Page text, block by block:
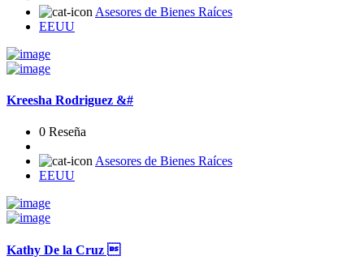
Asesores de Bienes Raíces
EEUU
Kreesha Rodriguez &#
0 Reseña
Asesores de Bienes Raíces
EEUU
Kathy De la Cruz 